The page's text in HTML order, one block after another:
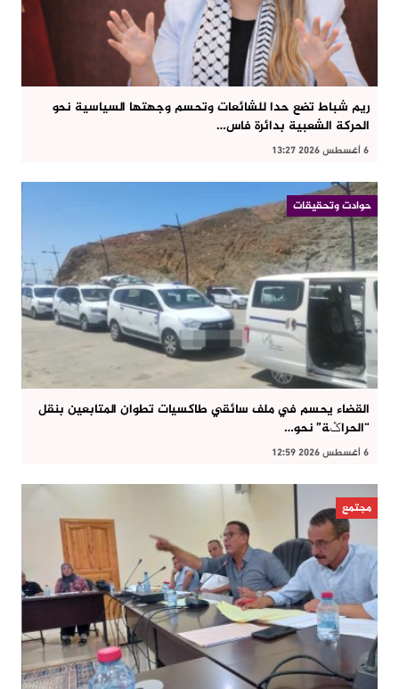
ريم شباط تضع حدا للشائعات وتحسم وجهتها السياسية نحو
الحركة الشعبية بدائرة فاس…
6 أغسطس 2026 13:27
حوادت وتحقيقات
القضاء يحسم في ملف سائقي طاكسيات تطوان المتابعين بنقل
“الحراݣة” نحو…
6 أغسطس 2026 12:59
مجتمع